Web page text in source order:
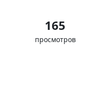
165
просмотров